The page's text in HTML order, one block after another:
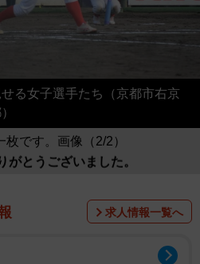
る女子選手たち（京都市右京
枚です。画像（2/2）
がとうございました。
求人情報一覧へ